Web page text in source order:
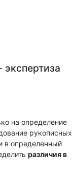
на определение
рукописных
в определенный
различия в